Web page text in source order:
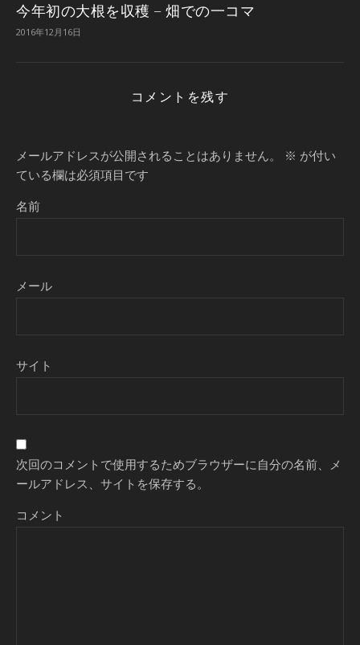
今年初の大根を収穫 – 畑での一コマ
2016年12月16日
コメントを残す
メールアドレスが公開されることはありません。 ※ が付い
ている欄は必須項目です
名前
メール
サイト
次回のコメントで使用するためブラウザーに自分の名前、メ
ールアドレス、サイトを保存する。
コメント